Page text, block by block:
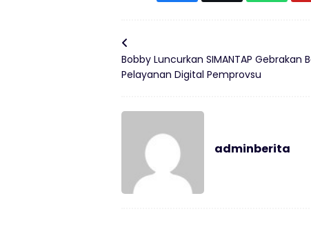
Bobby Luncurkan SIMANTAP Gebrakan
Pelayanan Digital Pemprovsu
adminberita